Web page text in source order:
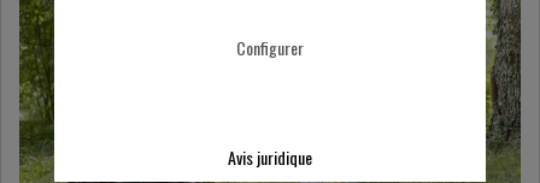
Configurer
Avis juridique